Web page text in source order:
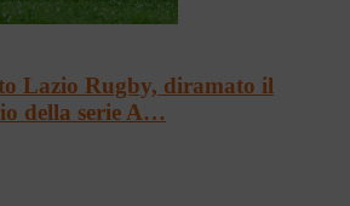
Lazio Rugby, diramato il
della serie A…